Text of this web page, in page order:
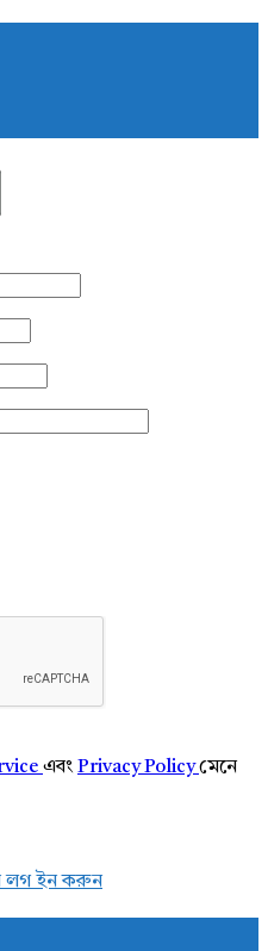
এবং Privacy Policyমেনে
লগ ইন করুন